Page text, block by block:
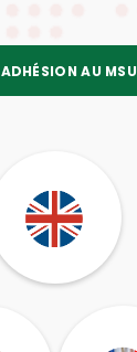
ADHÉSION AU MSU